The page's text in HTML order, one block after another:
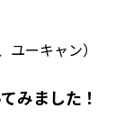
ーキャン）
みました！